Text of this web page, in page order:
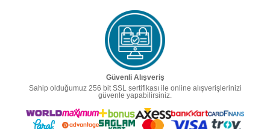
Güvenli Alışveriş
Sahip olduğumuz 256 bit SSL sertifikası ile online alışverişlerinizi
güvenle yapabilirsiniz.